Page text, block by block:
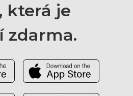
která je
zdarma.